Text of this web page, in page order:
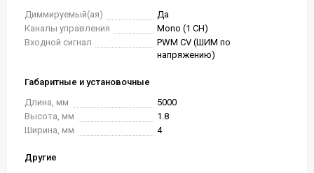
Диммируемый(ая)
Да
Каналы управления
Mono (1 CH)
Входной сигнал
PWM СV (ШИМ по
напряжению)
Габаритные и установочные
Длина, мм
5000
Высота, мм
1.8
Ширина, мм
4
Другие